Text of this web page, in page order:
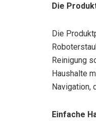
Die
Die
Reinigung
Haushalte
Navigation,
Einfache